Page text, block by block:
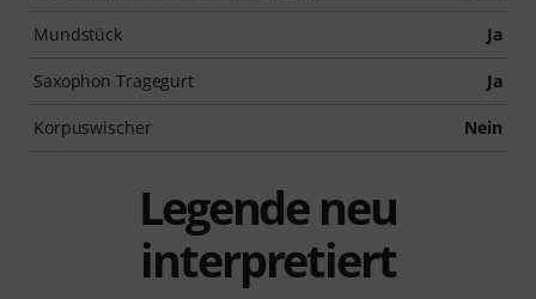
Mundstück Ja
Saxophon Tragegurt Ja
Korpuswischer Nein
Legende neu
interpretiert